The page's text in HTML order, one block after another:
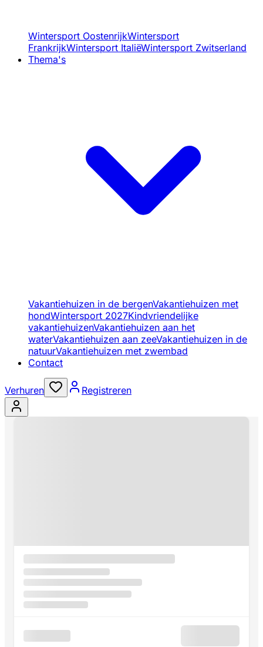
Wintersport OostenrijkWintersport
FrankrijkWintersport ItaliëWintersport Zwitserland
Thema's
Vakantiehuizen in de bergenVakantiehuizen met
hondWintersport 2027Kindvriendelijke
vakantiehuizenVakantiehuizen aan het
waterVakantiehuizen aan zeeVakantiehuizen in de
natuurVakantiehuizen met zwembad
Contact
Verhuren Registreren